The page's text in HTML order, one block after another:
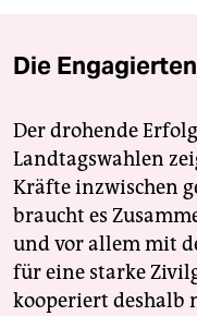
Die
Der drohende
Landtagswahlen
Kräfte inzwischen
braucht es
und vor allem mit
für eine starke
kooperiert deshalb